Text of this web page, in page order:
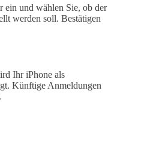
ein und wählen Sie, ob der
werden soll. Bestätigen
Ihr iPhone als
Künftige Anmeldungen